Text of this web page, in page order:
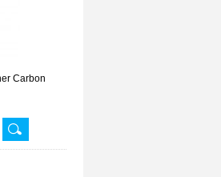
Carbon